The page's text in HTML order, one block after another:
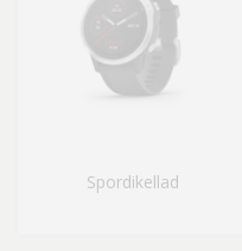
Spordikellad